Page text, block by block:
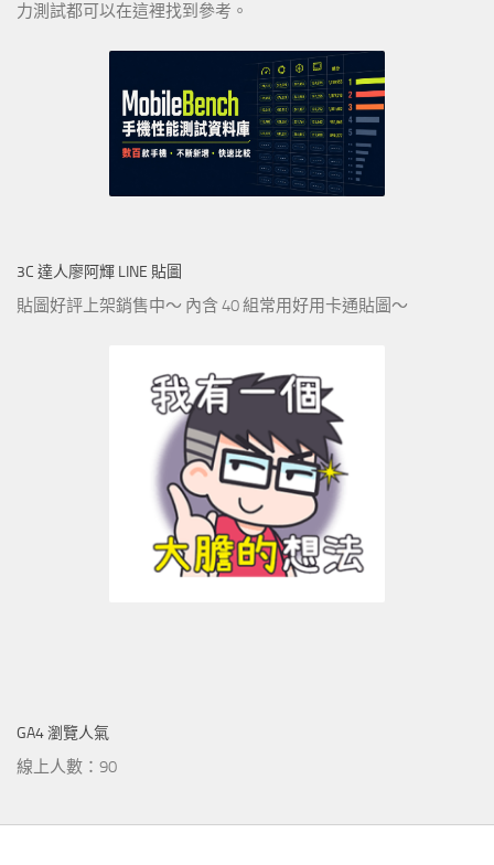
力測試都可以在這裡找到參考。
3C 達人廖阿輝 LINE 貼圖
貼圖好評上架銷售中～ 內含 40 組常用好用卡通貼圖～
GA4 瀏覽人氣
線上人數：90